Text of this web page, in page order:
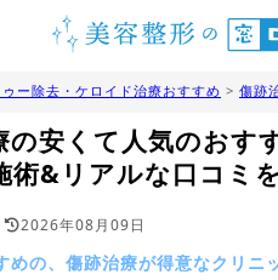
ー除去・ケロイド治療おすすめ > 傷跡
の安くて人気のおす
術&リアルな口コミ
2026年08月09日
めの、傷跡治療が得意なクリニ